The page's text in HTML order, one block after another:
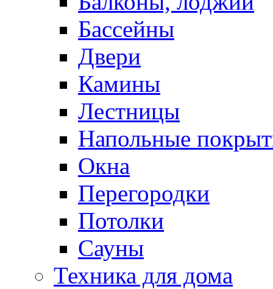
Бассейны
Двери
Камины
Лестницы
Напольные
Окна
Перегородки
Потолки
Сауны
Техника для дома